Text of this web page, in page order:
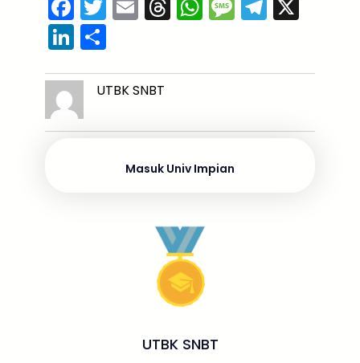
a
c
e
b
o
w
er
m
l
hr
a
s
h
ts
p
p
e
s
g
el
gr
m
Li
n
k
e
dI
ar
UTBK SNBT
Masuk Univ Impian
UTBK SNBT